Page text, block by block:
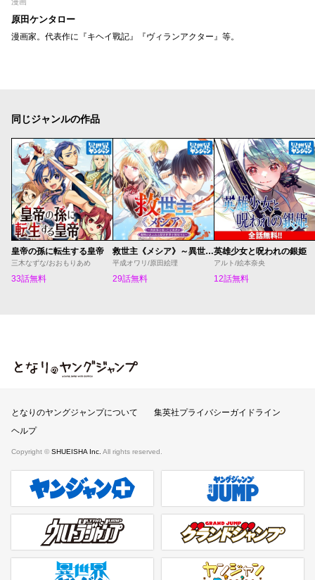
原田ケンタロー
漫画家。代表作に『キヘイ戰記』『ヴィランアクター』等。
同じジャンルの作品
皇帝の孫に転生する皇帝
三木なずな/おおもりあめ
33話無料
救世主《メシア》～異世界を救った元勇者が魔物のあふれる現実世界を無双する～
平成オワリ/原田絵理
29話無料
英雄少女と呪われの銀姫
アルト/絵本奈央
12話無料
となりのヤングジャンプ
となりのヤングジャンプについて
集英社プライバシーガイドライン
ヘルプ
Copyright © SHUEISHA Inc. All rights reserved.
ヤンジャンプラス 週刊ヤングジャンプ公式サイト
ウルトラジャンプ グランドジャンプ
異世界ヤンジャン ヤンジャンpixiv